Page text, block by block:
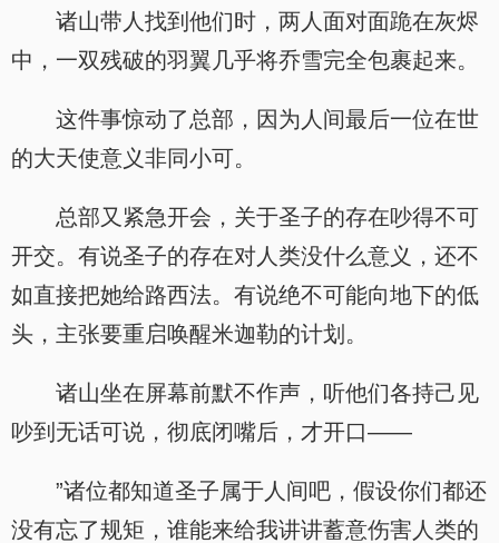
诸山带人找到他们时，两人面对面跪在灰烬
中，一双残破的羽翼几乎将乔雪完全包裹起来。
这件事惊动了总部，因为人间最后一位在世
的大天使意义非同小可。
总部又紧急开会，关于圣子的存在吵得不可
开交。有说圣子的存在对人类没什么意义，还不
如直接把她给路西法。有说绝不可能向地下的低
头，主张要重启唤醒米迦勒的计划。
诸山坐在屏幕前默不作声，听他们各持己见
吵到无话可说，彻底闭嘴后，才开口——
”诸位都知道圣子属于人间吧，假设你们都还
没有忘了规矩，谁能来给我讲讲蓄意伤害人类的